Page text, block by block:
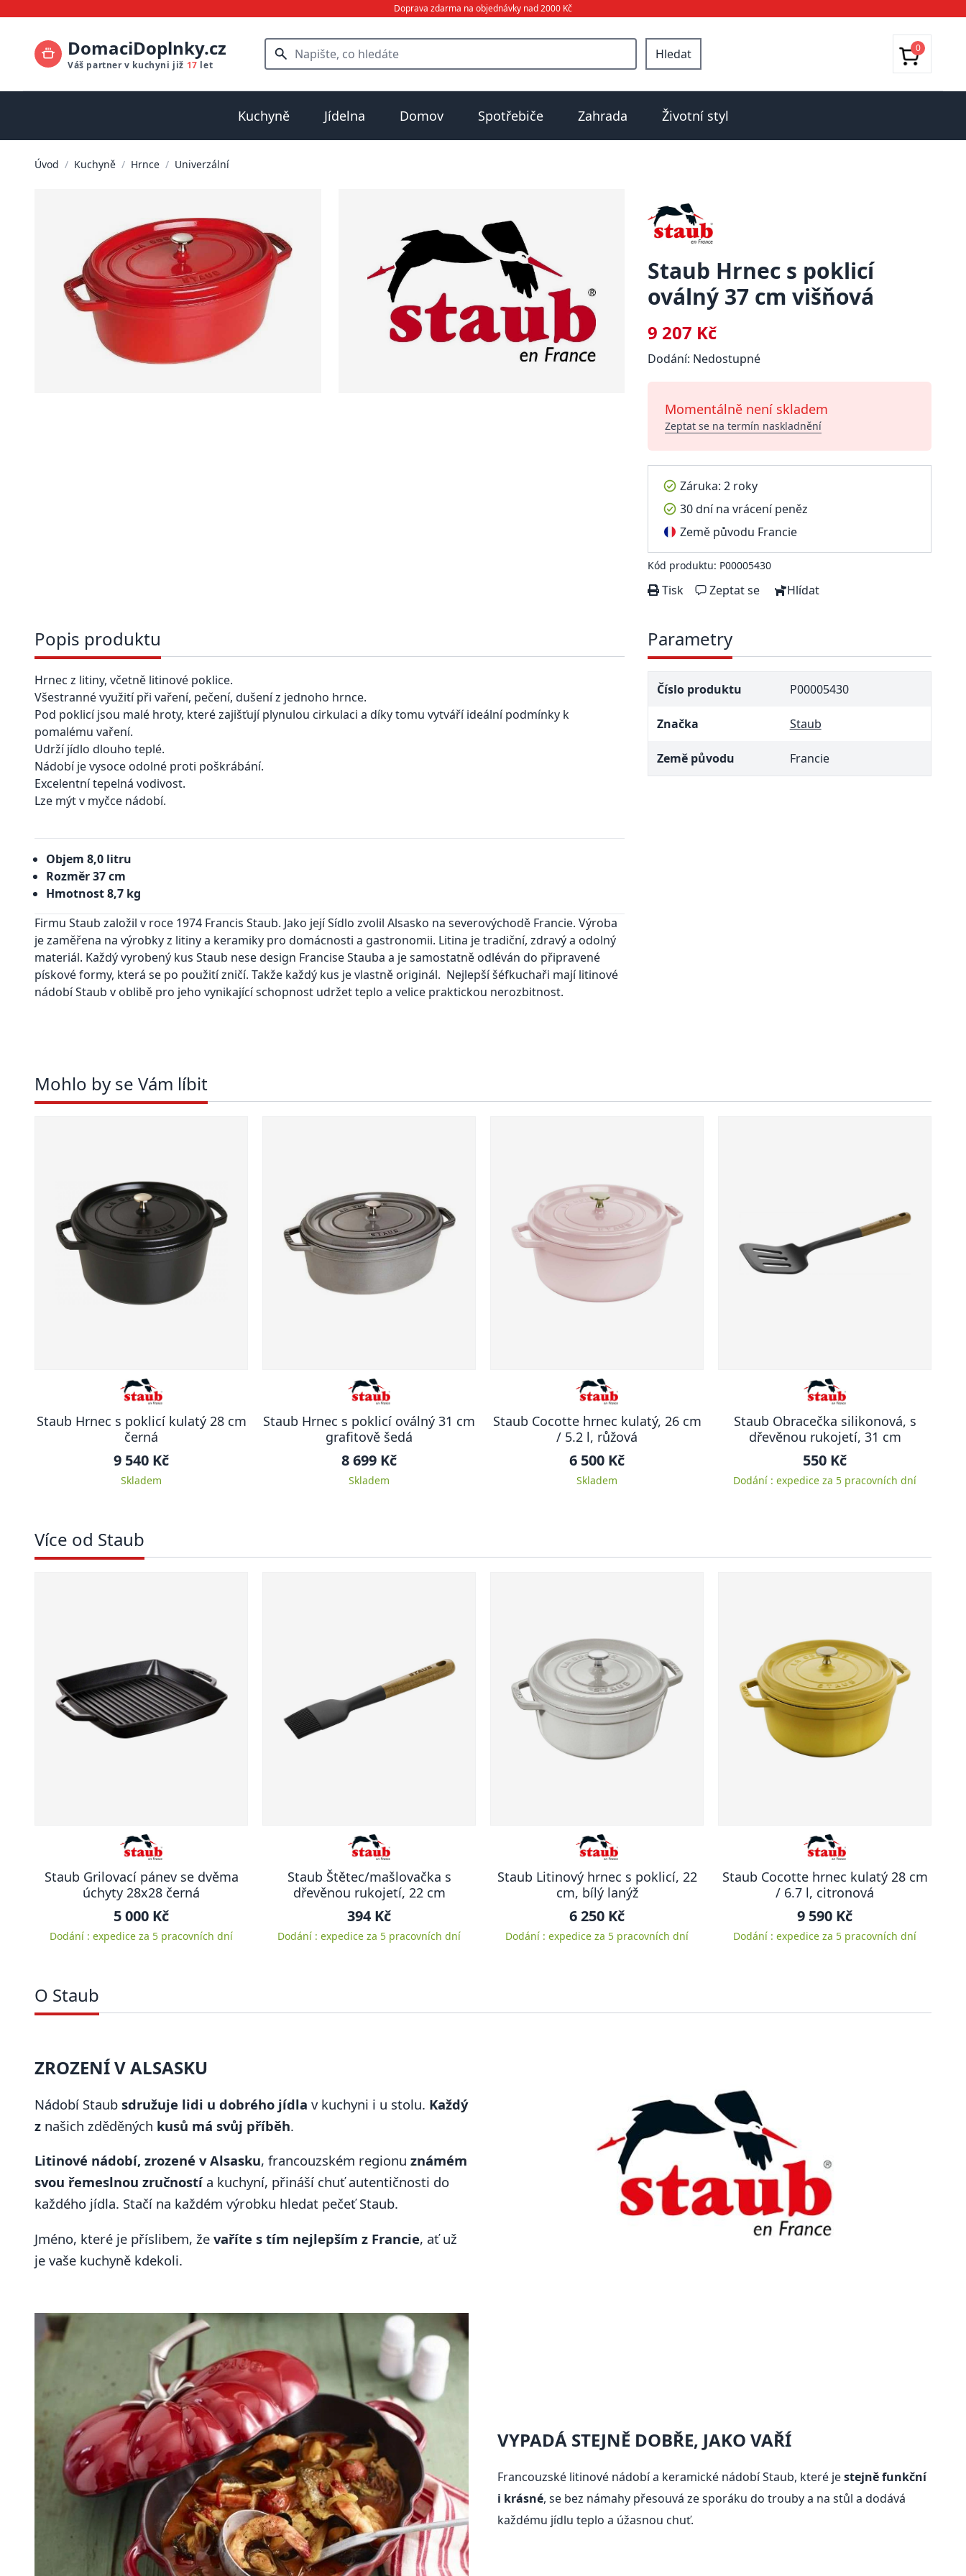
Doprava zdarma na objednávky nad 2000 Kč
DomaciDoplnky.cz
Váš partner v kuchyni již 17 let
Hledat 0
Kuchyně Jídelna Domov Spotřebiče Zahrada Životní styl
Úvod / Kuchyně / Hrnce / Univerzální
Staub Hrnec s poklicí
oválný 37 cm višňová
9 207 Kč
Dodání: Nedostupné
Momentálně není skladem
Zeptat se na termín naskladnění
Záruka: 2 roky
30 dní na vrácení peněz
Země původu Francie
Kód produktu: P00005430
Tisk Zeptat se Hlídat
Popis produktu
Hrnec z litiny, včetně litinové poklice.
Všestranné využití při vaření, pečení, dušení z jednoho hrnce.
Pod poklicí jsou malé hroty, které zajišťují plynulou cirkulaci a díky tomu vytváří ideální podmínky k
pomalému vaření.
Udrží jídlo dlouho teplé.
Nádobí je vysoce odolné proti poškrábání.
Excelentní tepelná vodivost.
Lze mýt v myčce nádobí.
Objem 8,0 litru
Rozměr 37 cm
Hmotnost 8,7 kg
Firmu Staub založil v roce 1974 Francis Staub. Jako její Sídlo zvolil Alsasko na severovýchodě Francie. Výroba
je zaměřena na výrobky z litiny a keramiky pro domácnosti a gastronomii. Litina je tradiční, zdravý a odolný
materiál. Každý vyrobený kus Staub nese design Francise Stauba a je samostatně odléván do připravené
pískové formy, která se po použití zničí. Takže každý kus je vlastně originál. Nejlepší šéfkuchaři mají litinové
nádobí Staub v oblibě pro jeho vynikající schopnost udržet teplo a velice praktickou nerozbitnost.
Parametry
Číslo produktu P00005430
Značka Staub
Země původu Francie
Mohlo by se Vám líbit
Staub Hrnec s poklicí kulatý 28 cm
černá
9 540 Kč
Skladem
Staub Hrnec s poklicí oválný 31 cm
grafitově šedá
8 699 Kč
Skladem
Staub Cocotte hrnec kulatý, 26 cm
/ 5.2 l, růžová
6 500 Kč
Skladem
Staub Obracečka silikonová, s
dřevěnou rukojetí, 31 cm
550 Kč
Dodání : expedice za 5 pracovních dní
Více od Staub
Staub Grilovací pánev se dvěma
úchyty 28x28 černá
5 000 Kč
Dodání : expedice za 5 pracovních dní
Staub Štětec/mašlovačka s
dřevěnou rukojetí, 22 cm
394 Kč
Dodání : expedice za 5 pracovních dní
Staub Litinový hrnec s poklicí, 22
cm, bílý lanýž
6 250 Kč
Dodání : expedice za 5 pracovních dní
Staub Cocotte hrnec kulatý 28 cm
/ 6.7 l, citronová
9 590 Kč
Dodání : expedice za 5 pracovních dní
O Staub
ZROZENÍ V ALSASKU
Nádobí Staub sdružuje lidi u dobrého jídla v kuchyni i u stolu. Každý
z našich zděděných kusů má svůj příběh.
Litinové nádobí, zrozené v Alsasku, francouzském regionu známém
svou řemeslnou zručnostía kuchyní, přináší chuť autentičnosti do
každého jídla. Stačí na každém výrobku hledat pečeť Staub.
Jméno, které je příslibem, že vaříte s tím nejlepším z Francie, ať už
je vaše kuchyně kdekoli.
VYPADÁ STEJNĚ DOBŘE, JAKO VAŘÍ
Francouzské litinové nádobí a keramické nádobí Staub, které jestejně funkční
i krásné, se bez námahy přesouvá ze sporáku do trouby a na stůl a dodává
každému jídlu teplo a úžasnou chuť.